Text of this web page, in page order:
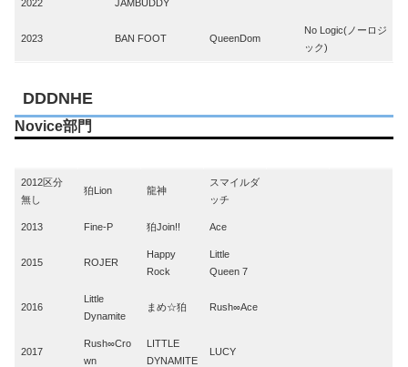
2022 JAMBUDDY
2023 BAN FOOT QueenDom
No Logic(ノーロジ
ック)
DDDNHE
Novice部門
2012区分
無し
狛Lion 龍神
スマイルダ
ッチ
2013 Fine-P 狛Join!! Ace
2015 ROJER
Happy
Rock
Little
Queen 7
2016
Little
Dynamite
まめ☆狛 Rush∞Ace
2017
Rush∞Cro
wn
LITTLE
DYNAMITE
LUCY